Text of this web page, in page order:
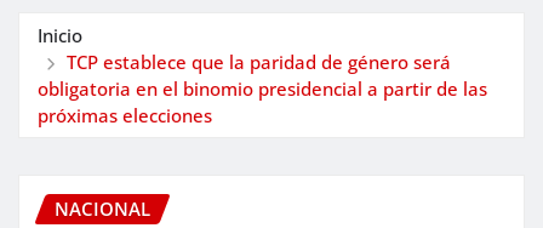
Inicio
TCP establece que la paridad de género será
obligatoria en el binomio presidencial a partir de las
próximas elecciones
NACIONAL